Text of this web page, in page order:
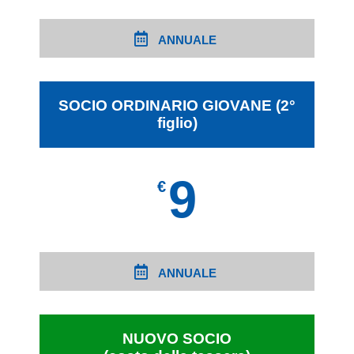
ANNUALE
SOCIO ORDINARIO GIOVANE (2°
figlio)
€ 9
ANNUALE
NUOVO SOCIO